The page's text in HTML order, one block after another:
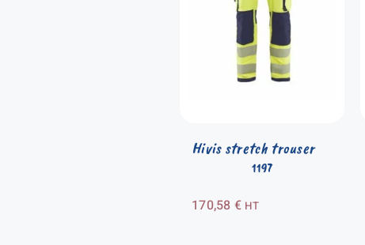
1197
Hivis stretch trouser
170,58 € HT